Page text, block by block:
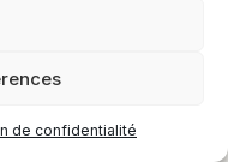
de confidentialité